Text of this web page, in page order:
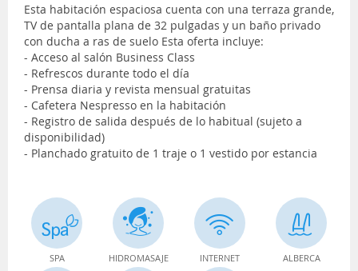
Esta habitación espaciosa cuenta con una terraza grande,
TV de pantalla plana de 32 pulgadas y un baño privado
con ducha a ras de suelo Esta oferta incluye:
- Acceso al salón Business Class
- Refrescos durante todo el día
- Prensa diaria y revista mensual gratuitas
- Cafetera Nespresso en la habitación
- Registro de salida después de lo habitual (sujeto a
disponibilidad)
- Planchado gratuito de 1 traje o 1 vestido por estancia
SPA HIDROMASAJE INTERNET ALBERCA